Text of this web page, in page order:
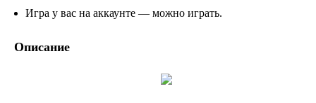
Игра у вас на аккаунте — можно играть.
Описание